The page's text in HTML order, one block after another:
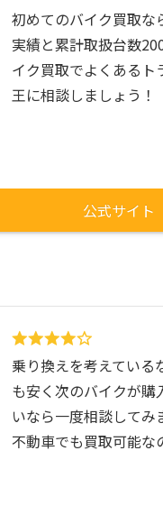
初めてのバイク買取な
実績と累計取扱台数
イク買取でよくあるト
王に相談しましょう！
公式サイト
乗り換えを考えてい
も安く次のバイクが購
いなら一度相談して
不動車でも買取可能な